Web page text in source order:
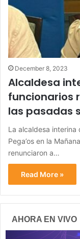
December 8, 2023
Alcaldesa
funcionarios
las pasadas
La alcaldesa interina
Pega’os en la
renunciaron a…
Read More »
AHORA EN VIVO